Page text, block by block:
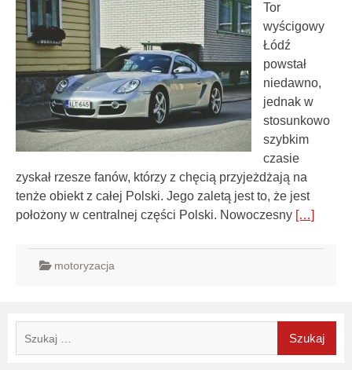
Tor
wyścigowy
Łódź
powstał
niedawno,
jednak w
stosunkowo
szybkim
czasie
zyskał rzesze fanów, którzy z chęcią przyjeżdżają na
tenże obiekt z całej Polski. Jego zaletą jest to, że jest
położony w centralnej części Polski. Nowoczesny […]
motoryzacja